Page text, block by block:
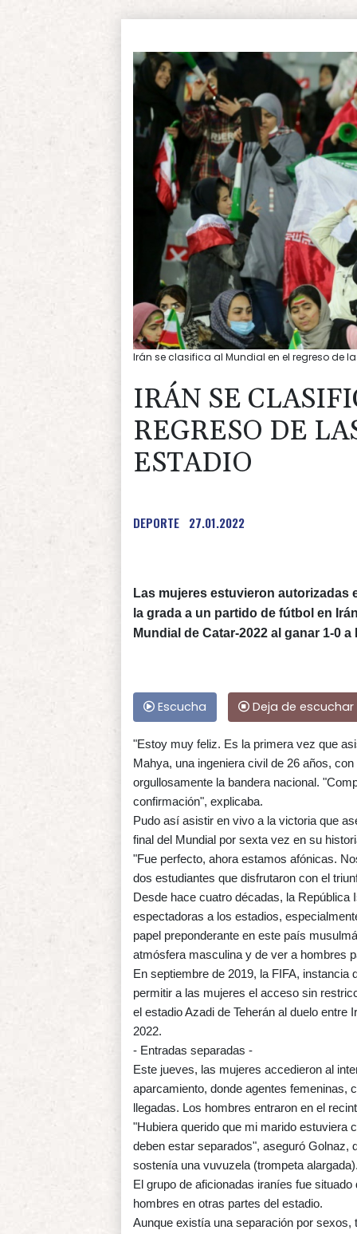
Irán se clasifica al Mundial en el regreso de
IRÁN SE
REGRESO DE
ESTADIO
DEPORTE 27.01.2022
Las mujeres estuvieron autorizadas
la grada a un partido de fútbol en
Mundial de Catar-2022 al ganar 1-0 a
Escucha Deja de escuchar
"Estoy muy feliz. Es la primera vez que
Mahya, una ingeniera civil de 26 años,
orgullosamente la bandera nacional.
confirmación", explicaba.
Pudo así asistir en vivo a la victoria que
final del Mundial por sexta vez en su
"Fue perfecto, ahora estamos afónicas.
dos estudiantes que disfrutaron con el
Desde hace cuatro décadas, la
espectadoras a los estadios,
papel preponderante en este país
atmósfera masculina y de ver a hombres
En septiembre de 2019, la FIFA, instancia
permitir a las mujeres el acceso sin
el estadio Azadi de Teherán al duelo
2022.
- Entradas separadas -
Este jueves, las mujeres accedieron al
aparcamiento, donde agentes femeninas,
llegadas. Los hombres entraron en el
"Hubiera querido que mi marido estuviera
deben estar separados", aseguró Golnaz,
sostenía una vuvuzela (trompeta
El grupo de aficionadas iraníes fue
hombres en otras partes del estadio.
Aunque existía una separación por